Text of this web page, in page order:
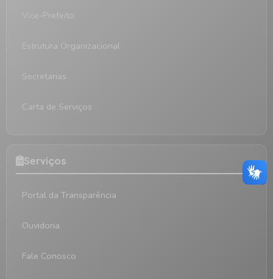
Vice-Prefeito
Estrutura Organizacional
Secretarias
Carta de Serviços
Serviços
Portal da Transparência
Ouvidoria
Fale Conosco